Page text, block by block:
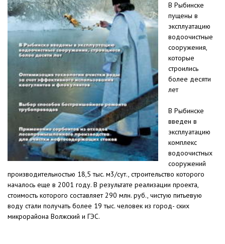
В Рыбинске
пущены в
эксплуатацию
водоочистные
сооружения,
которые
строились
более десяти
лет
В Рыбинске
введен в
эксплуатацию
комплекс
водоочистных
сооружений
производительностью 18,5 тыс. м3/сут., строительство которого
началось еще в 2001 году. В результате реализации проекта,
стоимость которого составляет 290 млн. руб., чистую питьевую
воду стали получать более 19 тыс. человек из город- ских
микрорайона Волжский и ГЭС.